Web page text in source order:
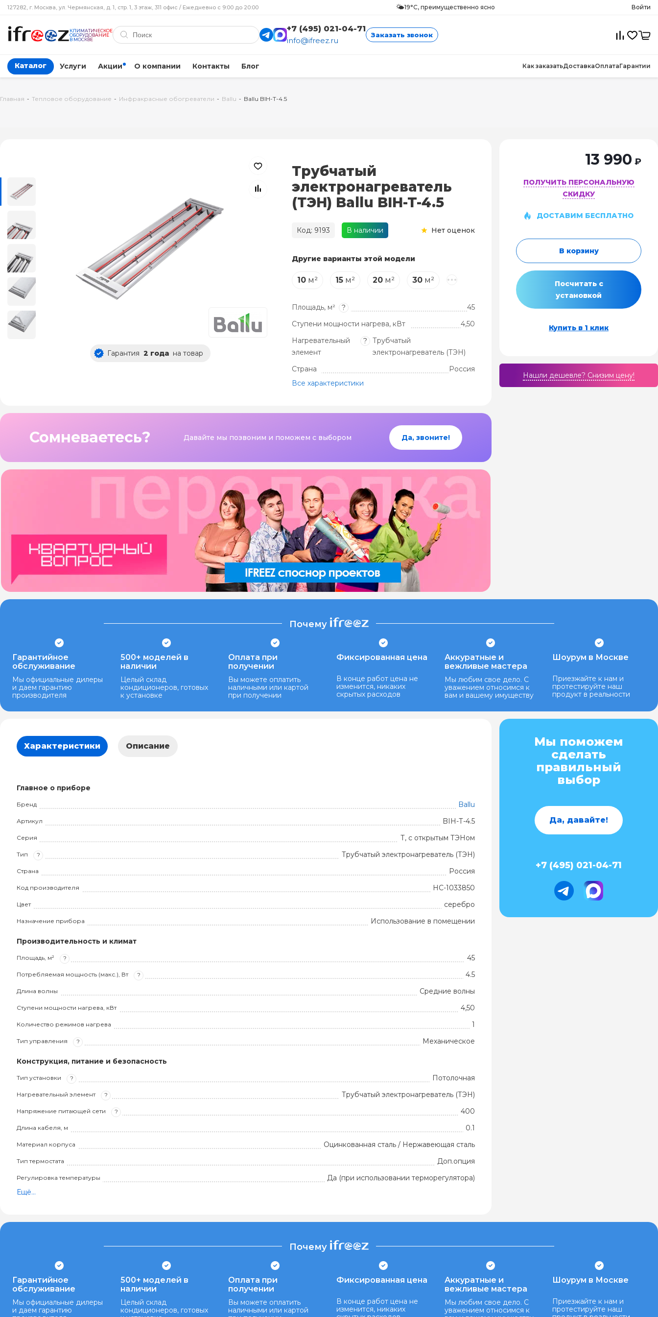
127282, г. Москва, ул. Чермянская, д. 1, стр. 1, 3 этаж, 311 офис / Ежедневно с 9:00 до 20:00 🌤️19°C, преимущественно ясно Войти
КЛИМАТИЧЕСКОЕ
ОБОРУДОВАНИЕ
В МОСКВЕ
+7 (495) 021-04-71
info@ifreez.ru
Заказать звонок
Каталог Услуги Акции О компании Контакты Блог Как заказатьДоставкаОплатаГарантии
Главная - Тепловое оборудование - Инфракрасные обогреватели - Ballu - Ballu BIH-T-4.5
Гарантия 2 года на товар
Трубчатый
электронагреватель
(ТЭН) Ballu BIH-T-4.5
Код: 9193 В наличии Нет оценок
Другие варианты этой модели
10м² 15м² 20м² 30м²
Площадь, м² ?
45
Ступени мощности нагрева, кВт
4,50
Нагревательный
элемент
?
Трубчатый
электронагреватель (ТЭН)
Страна
Россия
Все характеристики
Сомневаетесь? Давайте мы позвоним и поможем с выбором Да, звоните!
13 990 ₽
ПОЛУЧИТЬ ПЕРСОНАЛЬНУЮ
СКИДКУ
ДОСТАВИМ БЕСПЛАТНО
В корзину
Посчитать с
установкой
Купить в 1 клик
Нашли дешевле? Cнизим цену!
Почему
Гарантийное
обслуживание
Мы официальные дилеры
и даем гарантию
производителя
500+ моделей в
наличии
Целый склад
кондиционеров, готовых
к установке
Оплата при
получении
Вы можете оплатить
наличными или картой
при получении
Фиксированная цена
В конце работ цена не
изменится, никаких
скрытых расходов
Аккуратные и
вежливые мастера
Мы любим свое дело. С
уважением относимся к
вам и вашему имуществу
Шоурум в Москве
Приезжайте к нам и
протестируйте наш
продукт в реальности
Характеристики Описание
Главное о приборе
Бренд Ballu
Артикул BIH-Т-4.5
Серия Т, с открытым ТЭНом
Тип ? Трубчатый электронагреватель (ТЭН)
Страна Россия
Код производителя НС-1033850
Цвет серебро
Назначение прибора Использование в помещении
Производительность и климат
Площадь, м² ? 45
Потребляемая мощность (макс.), Вт ? 4.5
Длина волны Средние волны
Ступени мощности нагрева, кВт 4,50
Количество режимов нагрева 1
Тип управления ? Механическое
Конструкция, питание и безопасность
Тип установки ? Потолочная
Нагревательный элемент ? Трубчатый электронагреватель (ТЭН)
Напряжение питающей сети ? 400
Длина кабеля, м 0.1
Материал корпуса Оцинкованная сталь / Нержавеющая сталь
Тип термостата Доп.опция
Регулировка температуры
Да (при использовании терморегулятора)
Ещё...
Мы поможем
сделать
правильный
выбор
Да, давайте!
+7 (495) 021-04-71
Почему
Гарантийное
обслуживание
Мы официальные дилеры
и даем гарантию
500+ моделей в
наличии
Целый склад
кондиционеров, готовых
Оплата при
получении
Вы можете оплатить
наличными или картой
Фиксированная цена
В конце работ цена не
изменится, никаких
Аккуратные и
вежливые мастера
Мы любим свое дело. С
уважением относимся к
Шоурум в Москве
Приезжайте к нам и
протестируйте наш